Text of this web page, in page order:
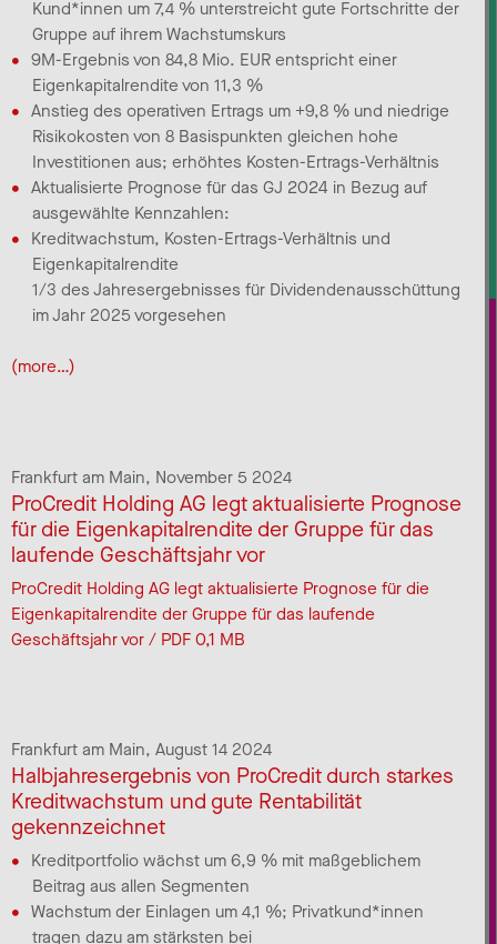
Kund*innen um 7,4 % unterstreicht gute Fortschritte der
Gruppe auf ihrem Wachstumskurs
9M-Ergebnis von 84,8 Mio. EUR entspricht einer
Eigenkapitalrendite von 11,3 %
Anstieg des operativen Ertrags um +9,8 % und niedrige
Risikokosten von 8 Basispunkten gleichen hohe
Investitionen aus; erhöhtes Kosten-Ertrags-Verhältnis
Aktualisierte Prognose für das GJ 2024 in Bezug auf
ausgewählte Kennzahlen:
Kreditwachstum, Kosten-Ertrags-Verhältnis und
Eigenkapitalrendite
1/3 des Jahresergebnisses für Dividendenausschüttung
im Jahr 2025 vorgesehen
(more…)
Frankfurt am Main, November 5 2024
ProCredit Holding AG legt aktualisierte Prognose
für die Eigenkapitalrendite der Gruppe für das
laufende Geschäftsjahr vor
ProCredit Holding AG legt aktualisierte Prognose für die
Eigenkapitalrendite der Gruppe für das laufende
Geschäftsjahr vor / PDF 0,1 MB
Frankfurt am Main, August 14 2024
Halbjahresergebnis von ProCredit durch starkes
Kreditwachstum und gute Rentabilität
gekennzeichnet
Kreditportfolio wächst um 6,9 % mit maßgeblichem
Beitrag aus allen Segmenten
Wachstum der Einlagen um 4,1 %; Privatkund*innen
tragen dazu am stärksten bei